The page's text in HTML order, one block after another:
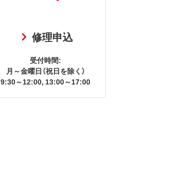
修理申込
受付時間:
月～金曜日（祝日を除く）
9:30～12:00, 13:00～17:00